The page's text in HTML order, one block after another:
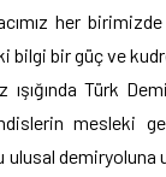
her
bir güç ve
Türk
mesleki
demiryoluna